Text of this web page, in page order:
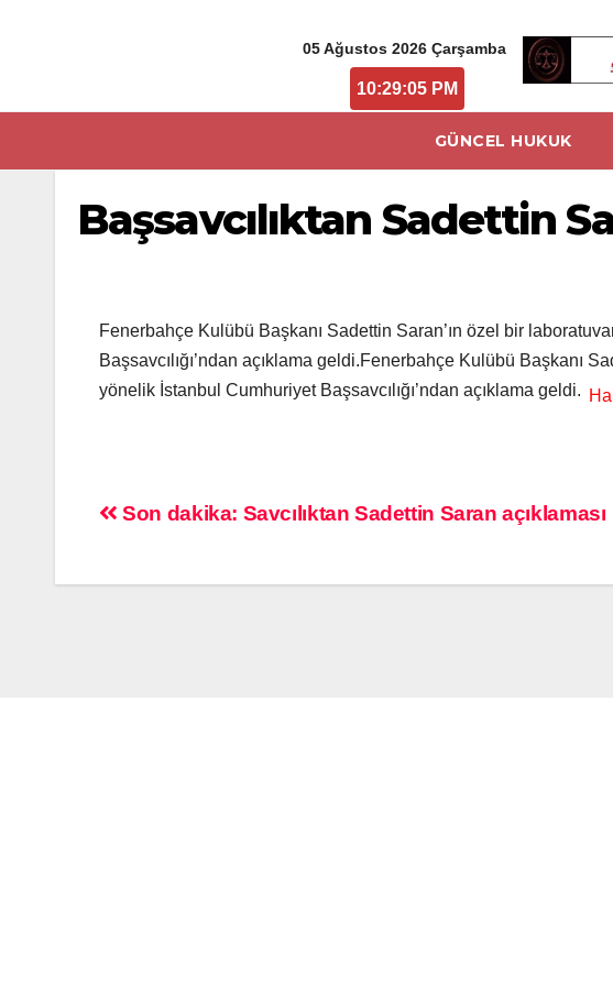
05 Ağustos 2026 Çarşamba
10:29:05 PM
GÜNCEL HUKUK
Başsavcılıktan Sadettin
Fenerbahçe Kulübü Başkanı Sadettin Saran’ın özel bir
Başsavcılığı’ndan açıklama geldi.Fenerbahçe Kulübü Başkanı
yönelik İstanbul Cumhuriyet Başsavcılığı’ndan açıklama geldi.
Son dakika: Savcılıktan Sadettin Saran açıklaması